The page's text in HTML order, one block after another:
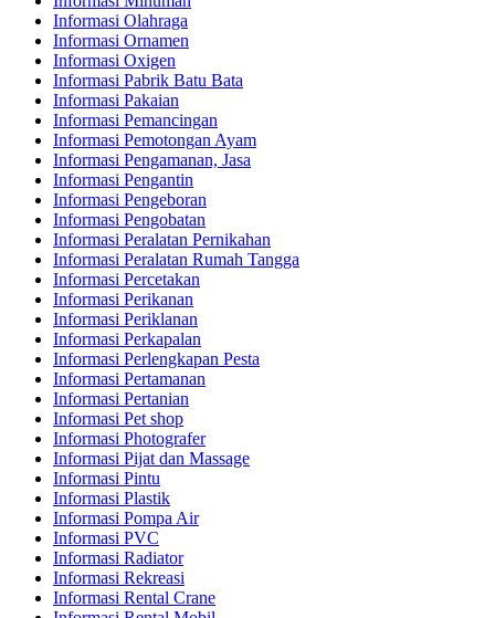
Informasi Olahraga
Informasi Ornamen
Informasi Oxigen
Informasi Pabrik Batu Bata
Informasi Pakaian
Informasi Pemancingan
Informasi Pemotongan Ayam
Informasi Pengamanan, Jasa
Informasi Pengantin
Informasi Pengeboran
Informasi Pengobatan
Informasi Peralatan Pernikahan
Informasi Peralatan Rumah Tangga
Informasi Percetakan
Informasi Perikanan
Informasi Periklanan
Informasi Perkapalan
Informasi Perlengkapan Pesta
Informasi Pertamanan
Informasi Pertanian
Informasi Pet shop
Informasi Photografer
Informasi Pijat dan Massage
Informasi Pintu
Informasi Plastik
Informasi Pompa Air
Informasi PVC
Informasi Radiator
Informasi Rekreasi
Informasi Rental Crane